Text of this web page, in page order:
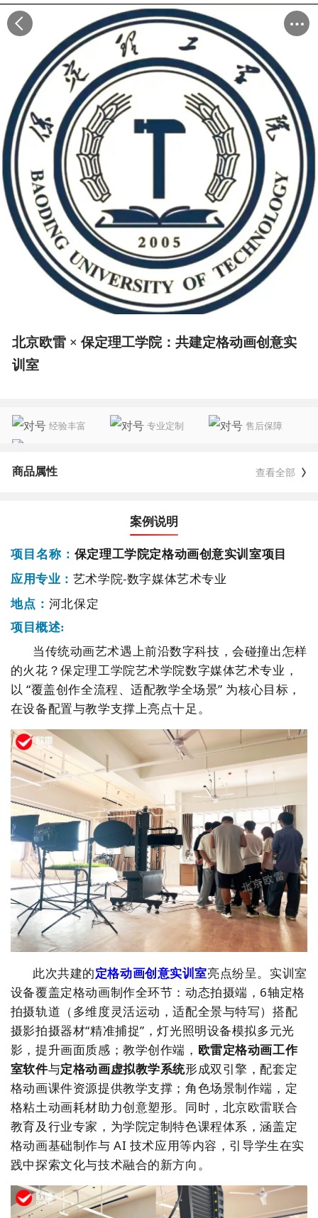
北京欧雷 × 保定理工学院：共建定格动画创意实
训室
经验丰富 专业定制 售后保障
商品属性 查看全部
案例说明
项目名称： 保定理工学院定格动画创意实训室项目
应用专业： 艺术学院-数字媒体艺术专业
地点： 河北保定
项目概述:
当传统动画艺术遇上前沿数字科技，会碰撞出怎样
的火花？保定理工学院艺术学院数字媒体艺术专业，
以 “覆盖创作全流程、适配教学全场景” 为核心目标，
在设备配置与教学支撑上亮点十足。
此次共建的定格动画创意实训室亮点纷呈。 实训室
设备覆盖定格动画制作全环节：动态拍摄端，6轴定格
拍摄轨道 （多维度灵活运动，适配全景与特写）搭配
摄影拍摄器材“精准捕捉”，灯光照明设备模拟多元光
影，提升画面质感；教学创作端， 欧雷定格动画工作
室软件与定格动画虚拟教学系统形成双引擎，配套定
格动画课件资源提供教学支撑；角色场景制作端， 定
格粘土动画耗材助力创意塑形。同时，北京欧雷联合
教育及行业专家，为学院定制特色课程体系，涵盖定
格动画基础制作与 AI 技术应用等内容，引导学生在实
践中探索文化与技术融合的新方向。